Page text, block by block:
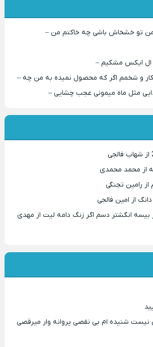
من تو خشخاش باشی چه خاکتم من –
ال ایکس مشکیم –
و شخمم اگر که محصول نمیده به من چه –
مثل ماه میمونی عجب چشایی –
از محمد محمدی
رامین تجنگی
از امین فالجی
بیسه انگشتر دسم اگر زنگ دامه لیت از مهدی
نیست شنیده ام بی نقصی پروانه وار میرقصی